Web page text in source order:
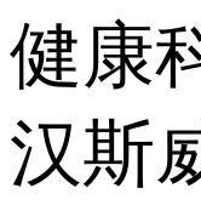
健康
汉斯